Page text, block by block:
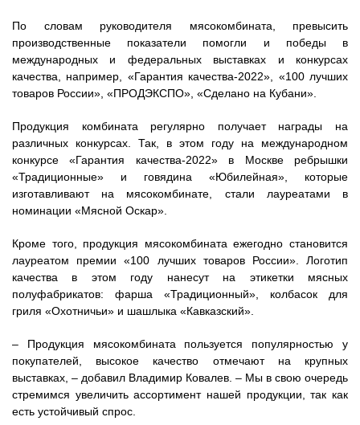
По словам руководителя мясокомбината, превысить
производственные показатели помогли и победы в
международных и федеральных выставках и конкурсах
качества, например, «Гарантия качества-2022», «100 лучших
товаров России», «ПРОДЭКСПО», «Сделано на Кубани».
Продукция комбината регулярно получает награды на
различных конкурсах. Так, в этом году на международном
конкурсе «Гарантия качества-2022» в Москве ребрышки
«Традиционные» и говядина «Юбилейная», которые
изготавливают на мясокомбинате, стали лауреатами в
номинации «Мясной Оскар».
Кроме того, продукция мясокомбината ежегодно становится
лауреатом премии «100 лучших товаров России». Логотип
качества в этом году нанесут на этикетки мясных
полуфабрикатов: фарша «Традиционный», колбасок для
гриля «Охотничьи» и шашлыка «Кавказский».
– Продукция мясокомбината пользуется популярностью у
покупателей, высокое качество отмечают на крупных
выставках, – добавил Владимир Ковалев. – Мы в свою очередь
стремимся увеличить ассортимент нашей продукции, так как
есть устойчивый спрос.